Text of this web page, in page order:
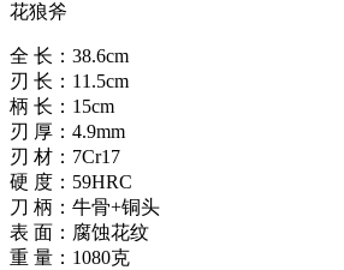
花狼斧
全 长：38.6cm
刃 长：11.5cm
柄 长：15cm
刃 厚：4.9mm
刃 材：7Cr17
硬 度：59HRC
刀 柄：牛骨+铜头
表 面：腐蚀花纹
重 量：1080克